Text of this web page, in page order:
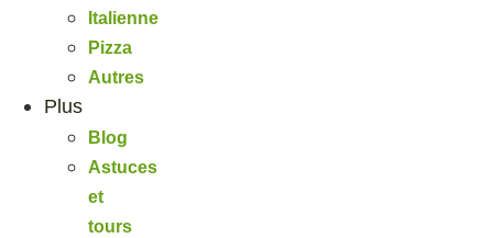
Italienne
Pizza
Autres
Plus
Blog
Astuces
et
tours